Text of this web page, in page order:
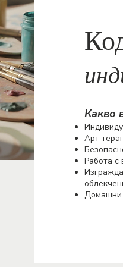
Какво
Арт
Работа с
Домашни